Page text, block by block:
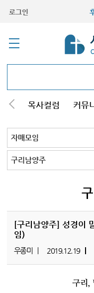
로그인
해 목사컬럼 커뮤
교회학교
청년부
청장년부
형제모임
자매모임
기타모임
어르신모임
영재과학반
신학원
자매모임 전체
교회
구리남양주
[구리남양주] 성경이
임)
우종미 2019.12.19
구리,